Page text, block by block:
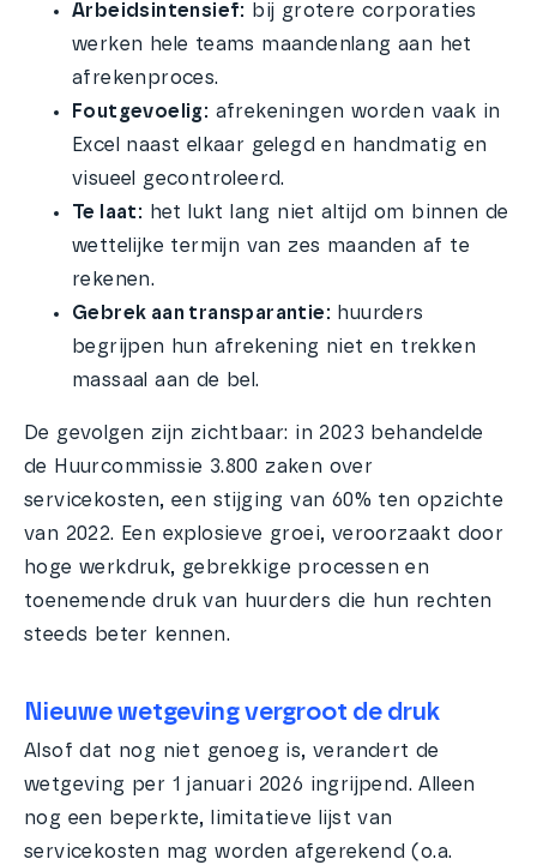
Arbeidsintensief:
bij grotere corporaties
werken hele teams maandenlang aan het
afrekenproces.
Foutgevoelig: afrekeningen worden vaak in
Excel naast elkaar gelegd en handmatig en
visueel gecontroleerd.
Te laat: het lukt lang niet altijd om binnen de
wettelijke termijn van zes maanden af te
rekenen.
Gebrek aan transparantie: huurders
begrijpen hun afrekening niet en trekken
massaal aan de bel.
De gevolgen zijn zichtbaar: in 2023 behandelde
de Huurcommissie 3.800 zaken over
servicekosten, een stijging van 60% ten opzichte
van 2022. Een explosieve groei, veroorzaakt door
hoge werkdruk, gebrekkige processen en
toenemende druk van huurders die hun rechten
steeds beter kennen.
Nieuwe wetgeving vergroot de druk
Alsof dat nog niet genoeg is, verandert de
wetgeving per 1 januari 2026 ingrijpend. Alleen
nog een beperkte, limitatieve lijst van
servicekosten mag worden afgerekend (o.a.